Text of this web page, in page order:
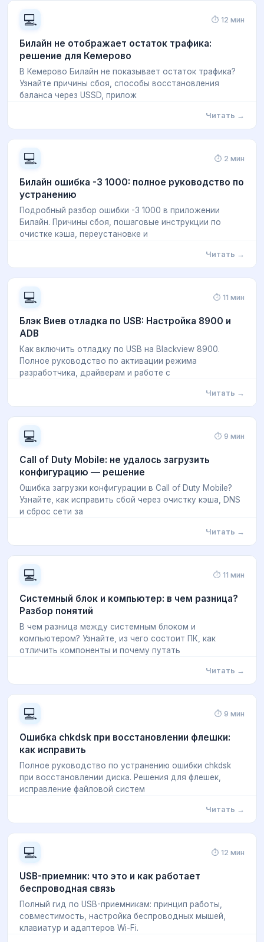
💻 ⏱ 12 мин
Билайн не отображает остаток трафика:
решение для Кемерово
В Кемерово Билайн не показывает остаток трафика?
Узнайте причины сбоя, способы восстановления
баланса через USSD, прилож
Читать →
💻 ⏱ 2 мин
Билайн ошибка -3 1000: полное руководство по
устранению
Подробный разбор ошибки -3 1000 в приложении
Билайн. Причины сбоя, пошаговые инструкции по
очистке кэша, переустановке и
Читать →
💻 ⏱ 11 мин
Блэк Виев отладка по USB: Настройка 8900 и
ADB
Как включить отладку по USB на Blackview 8900.
Полное руководство по активации режима
разработчика, драйверам и работе с
Читать →
💻 ⏱ 9 мин
Call of Duty Mobile: не удалось загрузить
конфигурацию — решение
Ошибка загрузки конфигурации в Call of Duty Mobile?
Узнайте, как исправить сбой через очистку кэша, DNS
и сброс сети за
Читать →
💻 ⏱ 11 мин
Системный блок и компьютер: в чем разница?
Разбор понятий
В чем разница между системным блоком и
компьютером? Узнайте, из чего состоит ПК, как
отличить компоненты и почему путать
Читать →
💻 ⏱ 9 мин
Ошибка chkdsk при восстановлении флешки:
как исправить
Полное руководство по устранению ошибки chkdsk
при восстановлении диска. Решения для флешек,
исправление файловой систем
Читать →
💻 ⏱ 12 мин
USB-приемник: что это и как работает
беспроводная связь
Полный гид по USB-приемникам: принцип работы,
совместимость, настройка беспроводных мышей,
клавиатур и адаптеров Wi-Fi.